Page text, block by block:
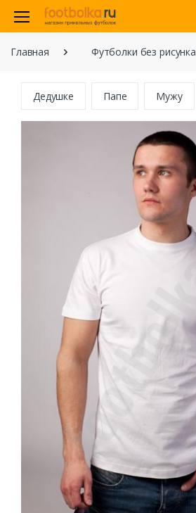
Главная Футболки без рисунка
Дедушке Папе Мужу